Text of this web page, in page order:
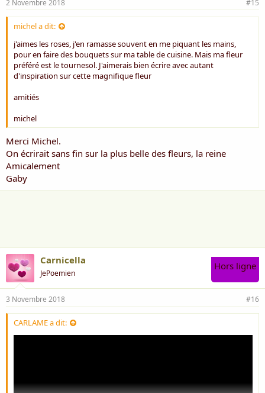
2 Novembre 2018 #15
michel a dit:
j'aimes les roses, j'en ramasse souvent en me piquant les mains,
pour en faire des bouquets sur ma table de cuisine. Mais ma fleur
préféré est le tournesol. J'aimerais bien écrire avec autant
d'inspiration sur cette magnifique fleur
amitiés
michel
Merci Michel.
On écrirait sans fin sur la plus belle des fleurs, la reine
Amicalement
Gaby
Carnicella
JePoemien
Hors ligne
3 Novembre 2018 #16
CARLAME a dit: